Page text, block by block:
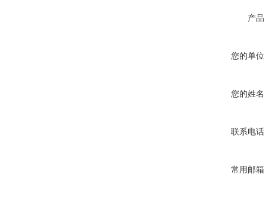
产品
您的单位
您的姓名
联系电话
常用邮箱